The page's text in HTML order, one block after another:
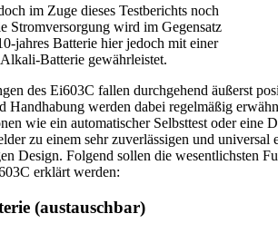
im Zuge dieses Testberichts noch
Stromversorgung wird im Gegensatz
jahres Batterie hier jedoch mit einer
Batterie gewährleistet.
des Ei603C fallen durchgehend äußerst
Handhabung werden dabei regelmäßig
wie ein automatischer Selbsttest oder eine
zu einem sehr zuverlässigen und universal
Design. Folgend sollen die wesentlichsten
erklärt werden:
(austauschbar)